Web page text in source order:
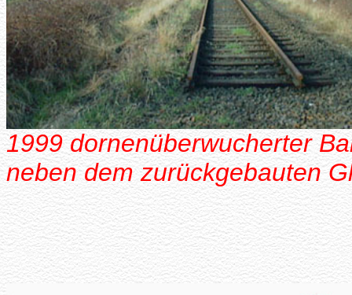
1999 dornenüberwucherter
neben dem zurückgebauten